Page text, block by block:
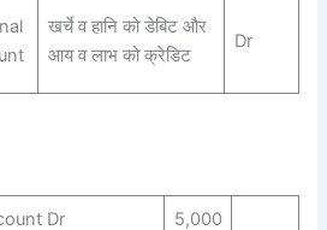
खर्चे व हानि को डेबिट और
आय व लाभ को क्रेडिट
Dr
Dr 5,000